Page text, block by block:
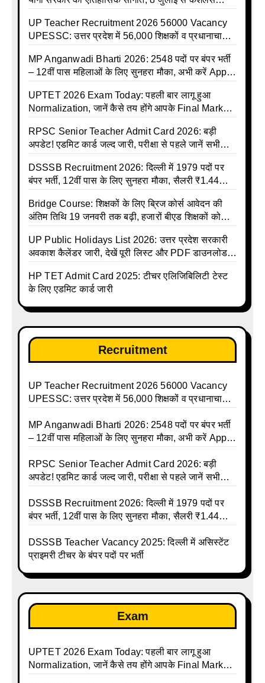
UP Teacher Recruitment 2026 56000 Vacancy
UPESSC: उत्तर प्रदेश में 56,000 शिक्षकों व प्रधानाचार्यों
MP Anganwadi Bharti 2026: 2548 पदों पर बंपर भर्ती
– 12वीं पास महिलाओं के लिए सुनहरा मौका, अभी करें Apply
UPTET 2026 Exam Today: पहली बार लागू हुआ
Normalization, जानें कैसे तय होंगे आपके Final Marks
RPSC Senior Teacher Admit Card 2026: बड़ी
अपडेट! एडमिट कार्ड जल्द जारी, परीक्षा से पहले जानें सभी
DSSSB Recruitment 2026: दिल्ली में 1979 पदों पर
बंपर भर्ती, 12वीं पास के लिए सुनहरा मौका, सैलरी ₹1.44
Bridge Course: शिक्षकों के लिए ब्रिज कोर्स आवेदन की
अंतिम तिथि 19 जनवरी तक बढ़ी, हजारों बीएड शिक्षकों को
UP Public Holidays List 2026: उत्तर प्रदेश सरकारी
अवकाश कैलेंडर जारी, देखें पूरी लिस्ट और PDF डाउनलोड
talika | Sarkari Avkash Talika | Up Holidays List |
Holidays Calendar
HP TET Admit Card 2025: टीचर एलिजिबिलिटी टेस्ट
के लिए एडमिट कार्ड जारी
Recruitment
UP Teacher Recruitment 2026 56000 Vacancy
UPESSC: उत्तर प्रदेश में 56,000 शिक्षकों व प्रधानाचार्यों
MP Anganwadi Bharti 2026: 2548 पदों पर बंपर भर्ती
– 12वीं पास महिलाओं के लिए सुनहरा मौका, अभी करें Apply
RPSC Senior Teacher Admit Card 2026: बड़ी
अपडेट! एडमिट कार्ड जल्द जारी, परीक्षा से पहले जानें सभी
DSSSB Recruitment 2026: दिल्ली में 1979 पदों पर
बंपर भर्ती, 12वीं पास के लिए सुनहरा मौका, सैलरी ₹1.44
DSSSB Teacher Vacancy 2025: दिल्ली में असिस्टेंट
प्राइमरी टीचर के बंपर पदों पर भर्ती
Exam
UPTET 2026 Exam Today: पहली बार लागू हुआ
Normalization, जानें कैसे तय होंगे आपके Final Marks